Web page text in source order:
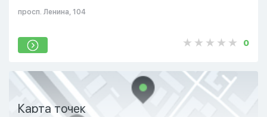
просп. Ленина, 104
0
Карта точек